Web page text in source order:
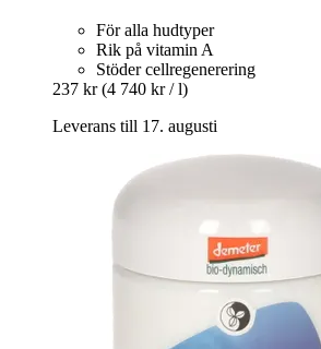
För alla hudtyper
Rik på vitamin A
Stöder cellregenerering
237 kr (4 740 kr / l)
Leverans till 17. augusti